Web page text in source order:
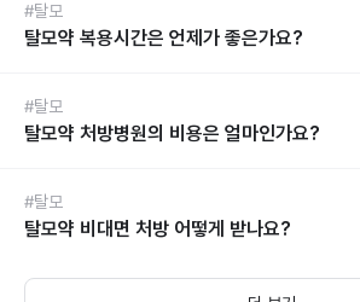
#탈모
탈모약 복용시간은 언제가 좋은가요?
#탈모
탈모약 처방병원의 비용은 얼마인가요?
#탈모
탈모약 비대면 처방 어떻게 받나요?